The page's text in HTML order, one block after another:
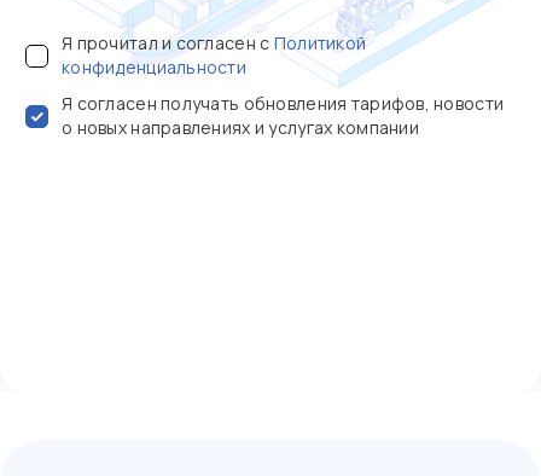
Я прочитал и согласен с Политикой
конфиденциальности
Я согласен получать обновления тарифов, новости
о новых направлениях и услугах компании